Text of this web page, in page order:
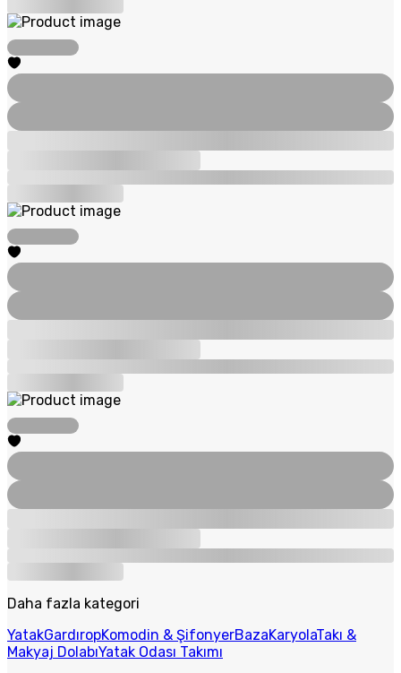
Daha fazla kategori
YatakGardıropKomodin & ŞifonyerBazaKaryolaTakı &
Makyaj DolabıYatak Odası Takımı